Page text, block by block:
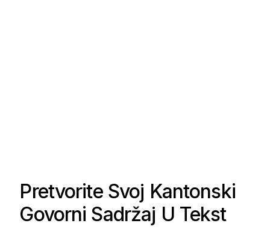
Pretvorite Svoj Kantonski
Govorni Sadržaj U Tekst